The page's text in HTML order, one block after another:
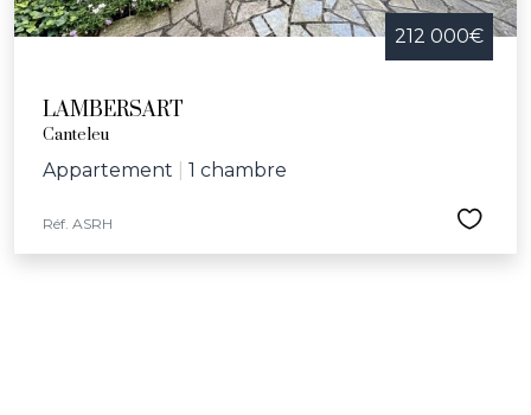
212 000€
LAMBERSART
Canteleu
Appartement 1 chambre
Réf. ASRH